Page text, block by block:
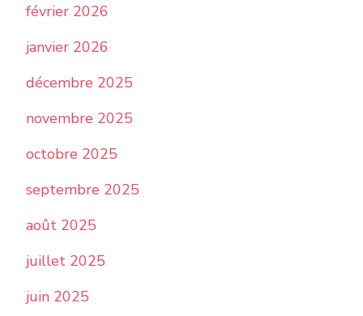
février 2026
janvier 2026
décembre 2025
novembre 2025
octobre 2025
septembre 2025
août 2025
juillet 2025
juin 2025